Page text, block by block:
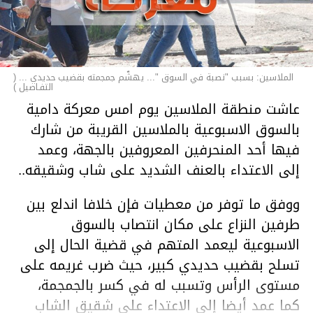
الملاسين: بسبب "نصبة في السوق "... يهشّم جمجمته بقضيب حديدي ... (
التفـاصيل )
عاشت منطقة الملاسين يوم امس معركة دامية
بالسوق الاسبوعية بالملاسين القريبة من شارك
فيها أحد المنحرفين المعروفين بالجهة، وعمد
إلى الاعتداء بالعنف الشديد على شاب وشقيقه..
ووفق ما توفر من معطيات فإن خلافا اندلع بين
طرفين النزاع على مكان انتصاب بالسوق
الاسبوعية ليعمد المتهم في قضية الحال إلى
تسلح بقضيب حديدي كبير، حيث ضرب غريمه على
مستوى الرأس وتسبب له في كسر بالجمجمة،
كما عمد أيضا إلى الاعتداء على شقيق الشاب